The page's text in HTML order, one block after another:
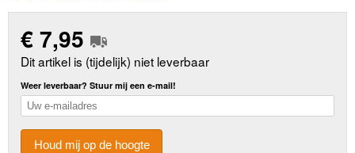
€7,95
Dit artikel is (tijdelijk) niet leverbaar
Weer leverbaar? Stuur mij een e-mail!
Houd mij op de hoogte